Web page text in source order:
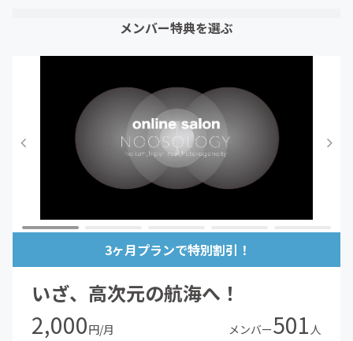
メンバー特典を選ぶ
3ヶ月プランで特別割引！
いざ、高次元の航海へ！
2,000円/月 メンバー501 人